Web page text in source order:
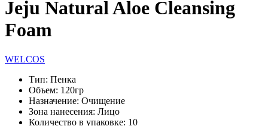
Jeju Natural Aloe Cleansing
Foam
WELCOS
Тип: Пенка
Объем: 120гр
Назначение: Очищение
Зона нанесения: Лицо
Количество в упаковке: 10